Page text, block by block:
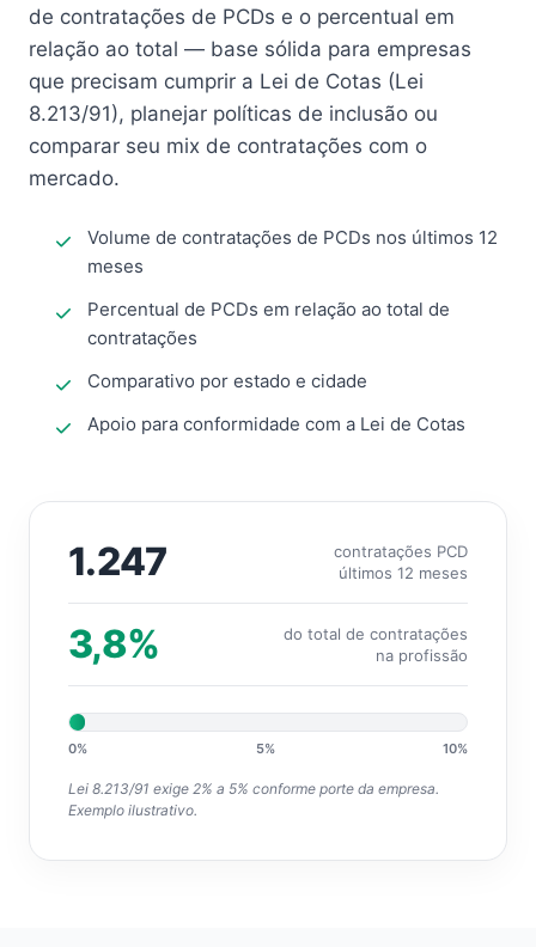
de contratações de PCDs e o percentual em
relação ao total — base sólida para empresas
que precisam cumprir a Lei de Cotas (Lei
8.213/91), planejar políticas de inclusão ou
comparar seu mix de contratações com o
mercado.
Volume de contratações de PCDs nos últimos 12
meses
Percentual de PCDs em relação ao total de
contratações
Comparativo por estado e cidade
Apoio para conformidade com a Lei de Cotas
1.247
contratações PCD
últimos 12 meses
3,8%
do total de contratações
na profissão
0% 5% 10%
Lei 8.213/91 exige 2% a 5% conforme porte da empresa.
Exemplo ilustrativo.